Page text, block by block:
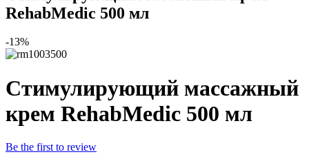
RehabMedic 500 мл
-13%
Стимулирующий массажный
крем RehabMedic 500 мл
Be the first to review